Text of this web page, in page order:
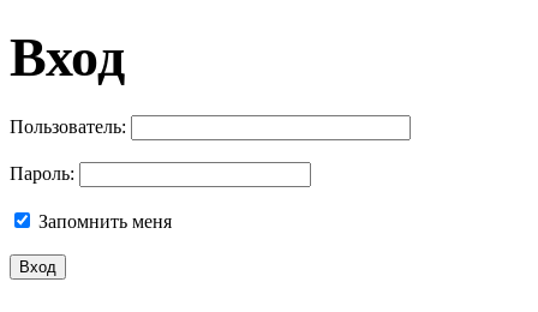
Вход
Пользователь:
Пароль:
Запомнить меня